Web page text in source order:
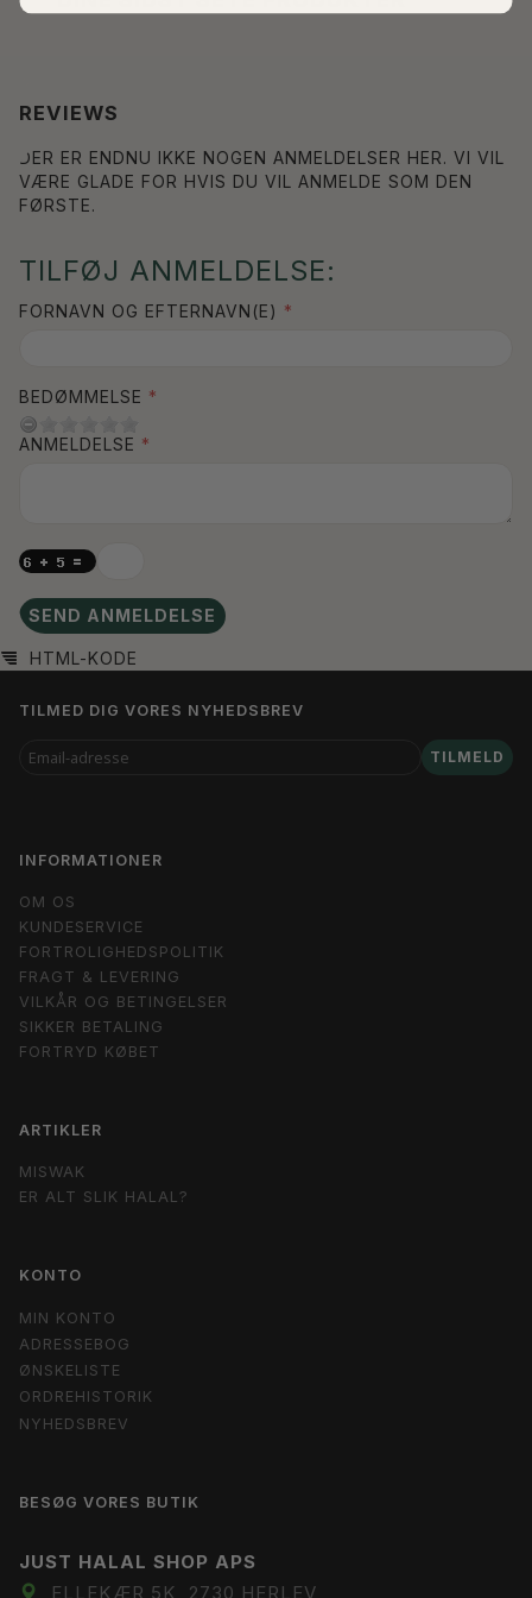
REVIEWS
DER ER ENDNU IKKE NOGEN ANMELDELSER HER. VI VIL
VÆRE GLADE FOR HVIS DU VIL ANMELDE SOM DEN
FØRSTE.
TILFØJ ANMELDELSE:
FORNAVN OG EFTERNAVN(E)
BEDØMMELSE
ANMELDELSE
SEND ANMELDELSE
HTML-KODE
TILMED DIG VORES NYHEDSBREV
EMAIL-
ADRESSE
TILMELD
INFORMATIONER
OM OS
KUNDESERVICE
FORTROLIGHEDSPOLITIK
FRAGT & LEVERING
VILKÅR OG BETINGELSER
SIKKER BETALING
FORTRYD KØBET
ARTIKLER
MISWAK
ER ALT SLIK HALAL?
KONTO
MIN KONTO
ADRESSEBOG
ØNSKELISTE
ORDREHISTORIK
NYHEDSBREV
BESØG VORES BUTIK
JUST HALAL SHOP APS
ELLEKÆR 5K, 2730 HERLEV